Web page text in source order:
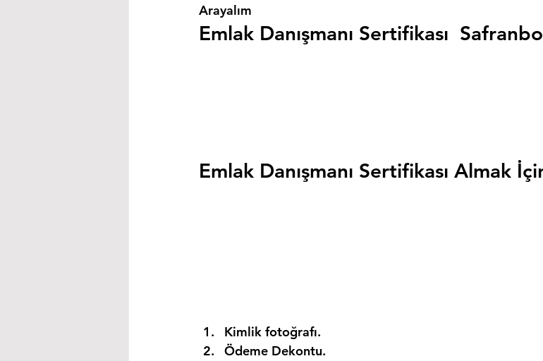
Arayalım
Emlak Danışmanı Sertifikası
Emlak Danışmanı Sertifikası Almak
Kimlik fotoğrafı.
Ödeme Dekontu.